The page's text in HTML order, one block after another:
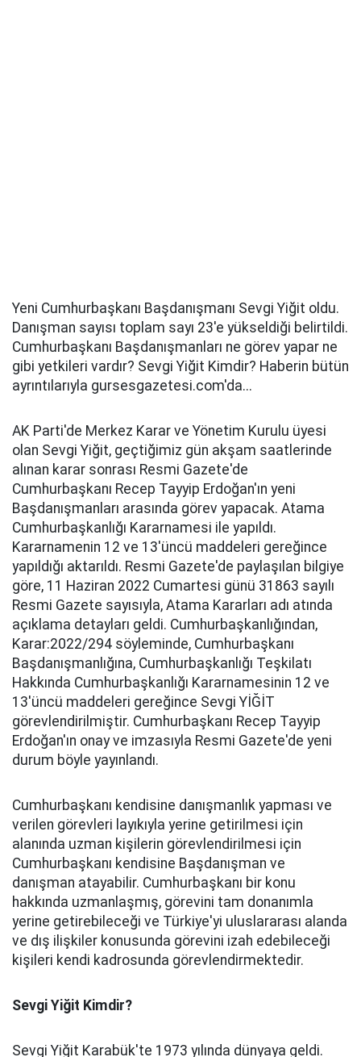
Yeni Cumhurbaşkanı Başdanışmanı Sevgi Yiğit oldu.
Danışman sayısı toplam sayı 23'e yükseldiği belirtildi.
Cumhurbaşkanı Başdanışmanları ne görev yapar ne
gibi yetkileri vardır? Sevgi Yiğit Kimdir? Haberin bütün
ayrıntılarıyla gursesgazetesi.com'da...
AK Parti'de Merkez Karar ve Yönetim Kurulu üyesi
olan Sevgi Yiğit, geçtiğimiz gün akşam saatlerinde
alınan karar sonrası Resmi Gazete'de
Cumhurbaşkanı Recep Tayyip Erdoğan'ın yeni
Başdanışmanları arasında görev yapacak. Atama
Cumhurbaşkanlığı Kararnamesi ile yapıldı.
Kararnamenin 12 ve 13'üncü maddeleri gereğince
yapıldığı aktarıldı. Resmi Gazete'de paylaşılan bilgiye
göre, 11 Haziran 2022 Cumartesi günü 31863 sayılı
Resmi Gazete sayısıyla, Atama Kararları adı atında
açıklama detayları geldi. Cumhurbaşkanlığından,
Karar:2022/294 söyleminde, Cumhurbaşkanı
Başdanışmanlığına, Cumhurbaşkanlığı Teşkilatı
Hakkında Cumhurbaşkanlığı Kararnamesinin 12 ve
13'üncü maddeleri gereğince Sevgi YİĞİT
görevlendirilmiştir. Cumhurbaşkanı Recep Tayyip
Erdoğan'ın onay ve imzasıyla Resmi Gazete'de yeni
durum böyle yayınlandı.
Cumhurbaşkanı kendisine danışmanlık yapması ve
verilen görevleri layıkıyla yerine getirilmesi için
alanında uzman kişilerin görevlendirilmesi için
Cumhurbaşkanı kendisine Başdanışman ve
danışman atayabilir. Cumhurbaşkanı bir konu
hakkında uzmanlaşmış, görevini tam donanımla
yerine getirebileceği ve Türkiye'yi uluslararası alanda
ve dış ilişkiler konusunda görevini izah edebileceği
kişileri kendi kadrosunda görevlendirmektedir.
Sevgi Yiğit Kimdir?
Sevgi Yiğit Karabük'te 1973 yılında dünyaya geldi.